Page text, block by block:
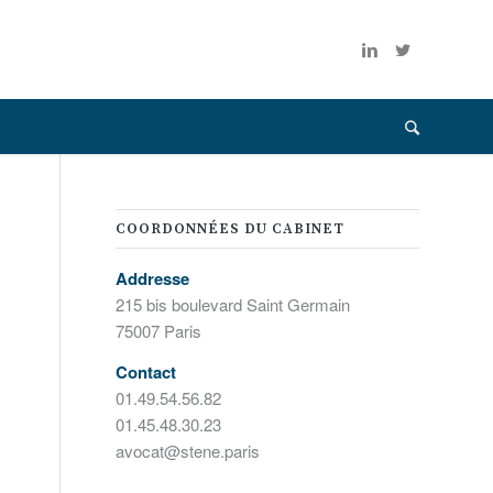
COORDONNÉES DU CABINET
Addresse
215 bis boulevard Saint Germain
75007 Paris
Contact
01.49.54.56.82
01.45.48.30.23
avocat@stene.paris